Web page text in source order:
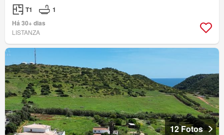
T1
1
Há 30+ dias
LISTANZA
12 Fotos